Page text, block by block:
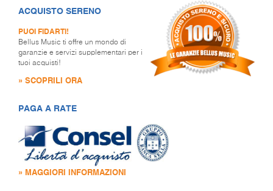
ACQUISTO SERENO
PUOI FIDARTI!
Bellus Music ti offre un mondo di
garanzie e servizi supplementari per i
tuoi acquisti!
» SCOPRILI ORA
PAGA A RATE
» MAGGIORI INFORMAZIONI